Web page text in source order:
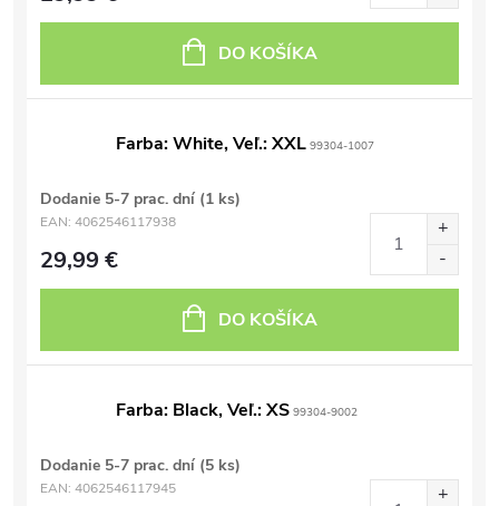
DO KOŠÍKA
Farba: White, Veľ.: XXL 99304-1007
Dodanie 5-7 prac. dní (1 ks)
EAN: 4062546117938
29,99 €
DO KOŠÍKA
Farba: Black, Veľ.: XS 99304-9002
Dodanie 5-7 prac. dní (5 ks)
EAN: 4062546117945